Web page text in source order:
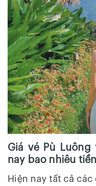
Giá vé Pù
nay bao nhiêu
Hiện nay tất cả